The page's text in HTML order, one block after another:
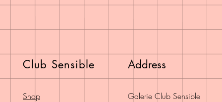
Club Sensible
Shop
Address
Galerie Club Sensible